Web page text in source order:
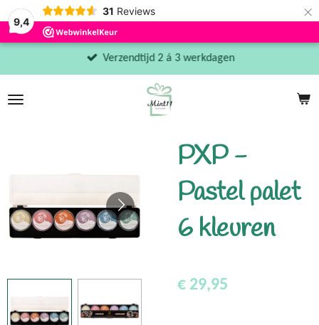
9,4
31 Reviews ×
Verzendtijd 2 á 3 werkdagen
PXP -
Pastel palet
6 kleuren
€ 29,95